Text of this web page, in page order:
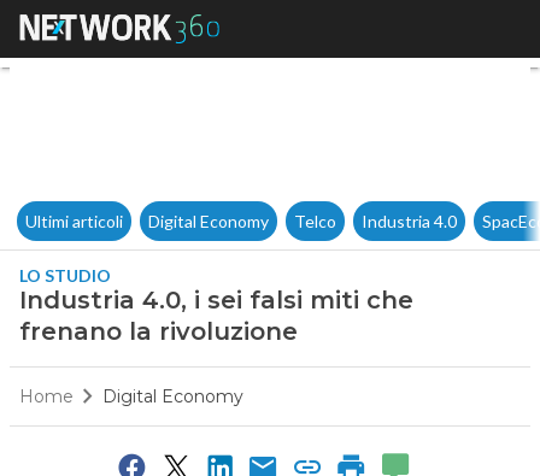
Industria 4.0, i sei falsi miti
Ultimi articoli Digital Economy Telco Industria 4.0
LO STUDIO
Industria 4.0, i sei falsi miti che
frenano la rivoluzione
Home Digital Economy